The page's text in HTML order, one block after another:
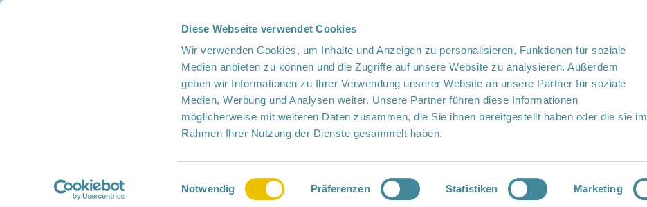
Diese Webseite verwendet Cookies
Wir verwenden Cookies, um Inhalte und Anzeigen zu personalisieren, Funktionen für soziale
Medien anbieten zu können und die Zugriffe auf unsere Website zu analysieren. Außerdem
geben wir Informationen zu Ihrer Verwendung unserer Website an unsere Partner für soziale
Medien, Werbung und Analysen weiter. Unsere Partner führen diese Informationen
möglicherweise mit weiteren Daten zusammen, die Sie ihnen bereitgestellt haben oder die sie im
Rahmen Ihrer Nutzung der Dienste gesammelt haben.
Einwilligungsauswahl
Notwendig Präferenzen Statistiken Marketing
Intern Netzwerk-Kompass Leichte Sprache
Termine
Trageberatung Erkner